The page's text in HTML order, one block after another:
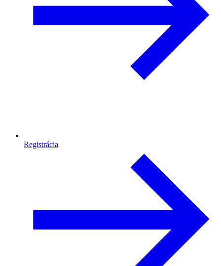
Registrácia